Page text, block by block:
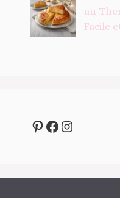
au
Facile
Pinterest
Facebook